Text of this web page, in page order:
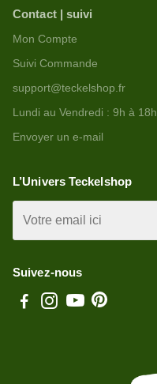
Contact | suivi
Mon Compte
Suivi Commande
support@teckelshop.fr
Lundi au Vendredi : 9h à 18h
Envoyer un e-mail
L’Univers Teckelshop
Suivez-nous